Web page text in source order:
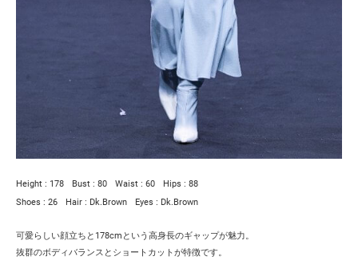
Height : 178 Bust : 80 Waist : 60
Hips : 88
Shoes : 26
Hair : Dk.Brown Eyes : Dk.Brown
可愛らしい顔立ちと178cmという高身長のギャップが魅力。
抜群のボディバランスとショートカットが特徴です。